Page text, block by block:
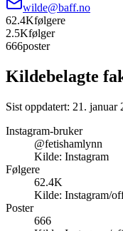
wilde@baff.no
62.4Kfølgere
2.5Kfølger
666poster
Kildebelagte
Sist oppdatert: 21. januar
Instagram-bruker
@fetishamlynn
Kilde: Instagram
Følgere
62.4K
Kilde: Instagram/
Poster
666